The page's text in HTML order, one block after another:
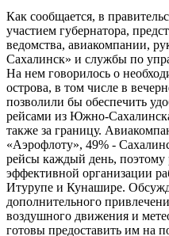
Как сообщается, в
участием губернатора,
ведомства, авиакомпании,
Сахалинск» и службы по
На нем говорилось о
острова, в том числе в
позволили бы обеспечить
рейсами из Южно-
также за границу.
«Аэрофлоту», 49% -
рейсы каждый день, поэтому
эффективной организации
Итурупе и Кунашире.
дополнительного
воздушного движения и
готовы предоставить им на